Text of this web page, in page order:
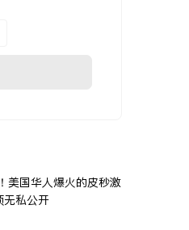
美国华人爆火的皮秒激
无私公开